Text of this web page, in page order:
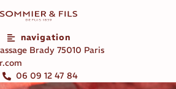
navigation
Brady 75010 Paris
06 09 12 47 84